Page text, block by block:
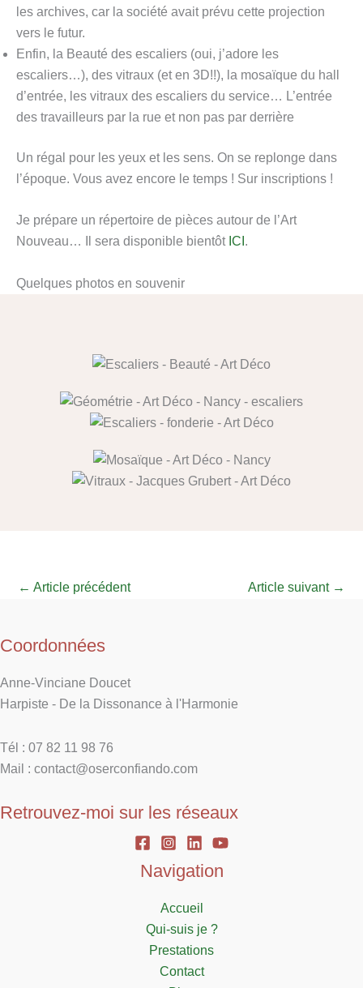
les archives, car la société avait prévu cette projection
vers le futur.
Enfin, la Beauté des escaliers (oui, j’adore les
escaliers…), des vitraux (et en 3D!!), la mosaïque du hall
d’entrée, les vitraux des escaliers du service… L’entrée
des travailleurs par la rue et non pas par derrière
Un régal pour les yeux et les sens. On se replonge dans
l’époque. Vous avez encore le temps ! Sur inscriptions !
Je prépare un répertoire de pièces autour de l’Art
Nouveau… Il sera disponible bientôt ICI .
Quelques photos en souvenir
← Article précédent Article suivant →
Coordonnées
Anne-Vinciane Doucet
Harpiste - De la Dissonance à l'Harmonie
Tél : 07 82 11 98 76
Mail : contact@oserconfiando.com
Retrouvez-moi sur les réseaux
Navigation
Accueil
Qui-suis je ?
Prestations
Contact